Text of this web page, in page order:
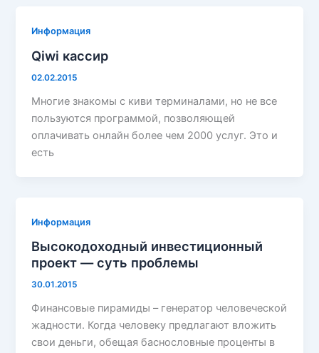
Информация
Qiwi кассир
02.02.2015
Многие знакомы с киви терминалами, но не все
пользуются программой, позволяющей
оплачивать онлайн более чем 2000 услуг. Это и
есть
Информация
Высокодоходный инвестиционный
проект — суть проблемы
30.01.2015
Финансовые пирамиды – генератор человеческой
жадности. Когда человеку предлагают вложить
свои деньги, обещая баснословные проценты в